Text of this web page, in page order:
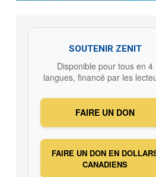
SOUTENIR ZENIT
Disponible pour tous en 4
langues, financé par les
FAIRE UN DON
FAIRE UN DON EN
CANADIENS